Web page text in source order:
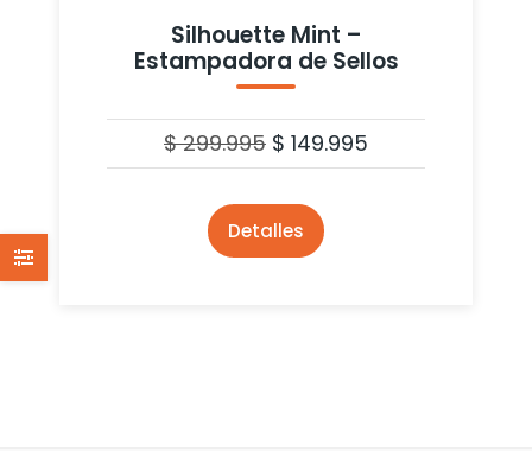
Silhouette Mint –
Estampadora de Sellos
$299.995 $ 149.995
Detalles